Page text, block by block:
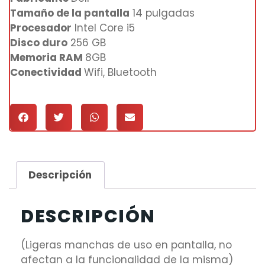
Tamaño de la pantalla 14 pulgadas
Procesador Intel Core i5
Disco duro 256 GB
Memoria RAM 8GB
Conectividad Wifi, Bluetooth
Descripción
DESCRIPCIÓN
(Ligeras manchas de uso en pantalla, no
afectan a la funcionalidad de la misma)